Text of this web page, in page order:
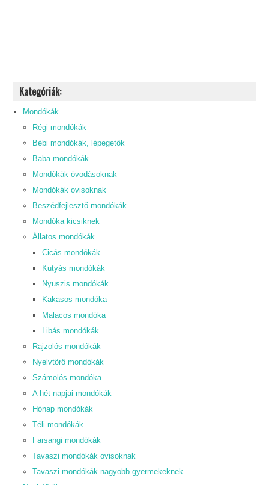
Kategóriák:
Mondókák
Régi mondókák
Bébi mondókák, lépegetők
Baba mondókák
Mondókák óvodásoknak
Mondókák ovisoknak
Beszédfejlesztő mondókák
Mondóka kicsiknek
Állatos mondókák
Cicás mondókák
Kutyás mondókák
Nyuszis mondókák
Kakasos mondóka
Malacos mondóka
Libás mondókák
Rajzolós mondókák
Nyelvtörő mondókák
Számolós mondóka
A hét napjai mondókák
Hónap mondókák
Téli mondókák
Farsangi mondókák
Tavaszi mondókák ovisoknak
Tavaszi mondókák nagyobb gyermekeknek